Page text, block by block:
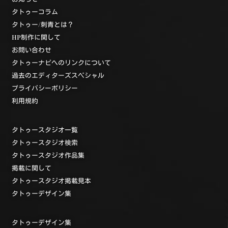
タトゥーコラム
タトゥー/刺青とは？
HP制作に関して
お問い合わせ
タトゥーナビへのリンクについて
過去のエディターズスペシャル
プライバシーポリシー
利用規約
タトゥースタジオ一覧
タトゥースタジオ検索
タトゥースタジオ作品集
掲載に関して
タトゥースタジオ掲載見本
タトゥーデザイン集
タトゥーデザイン集